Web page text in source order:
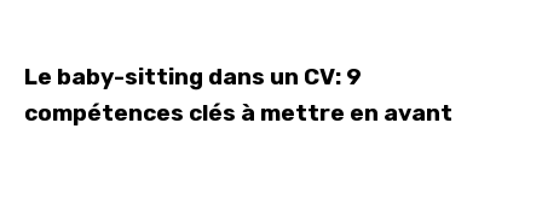
Le baby-sitting dans un CV: 9
compétences clés à mettre en avant